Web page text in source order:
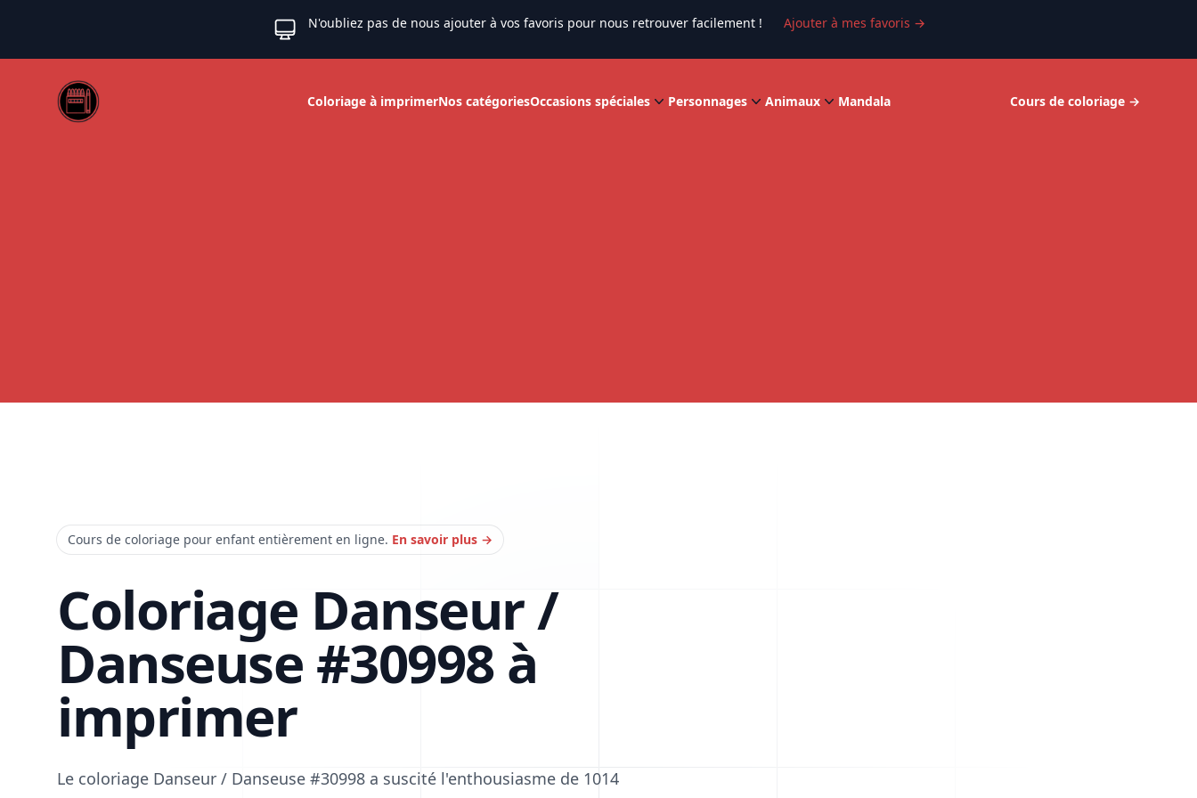
N'oubliez pas de nous ajouter à vos favoris pour nous retrouver facilement ! Ajouter à mes favoris →
Web coloriage
Coloriage à imprimerNos catégoriesOccasions spéciales Personnages Animaux Mandala Cours de coloriage →
Cours de coloriage pour enfant entièrement en ligne. En savoir plus →
Coloriage Danseur /
Danseuse #30998 à
imprimer
Le coloriage Danseur / Danseuse #30998 a suscité l'enthousiasme de 1014